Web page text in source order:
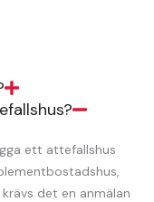
ett attefallshus
det en anmälan